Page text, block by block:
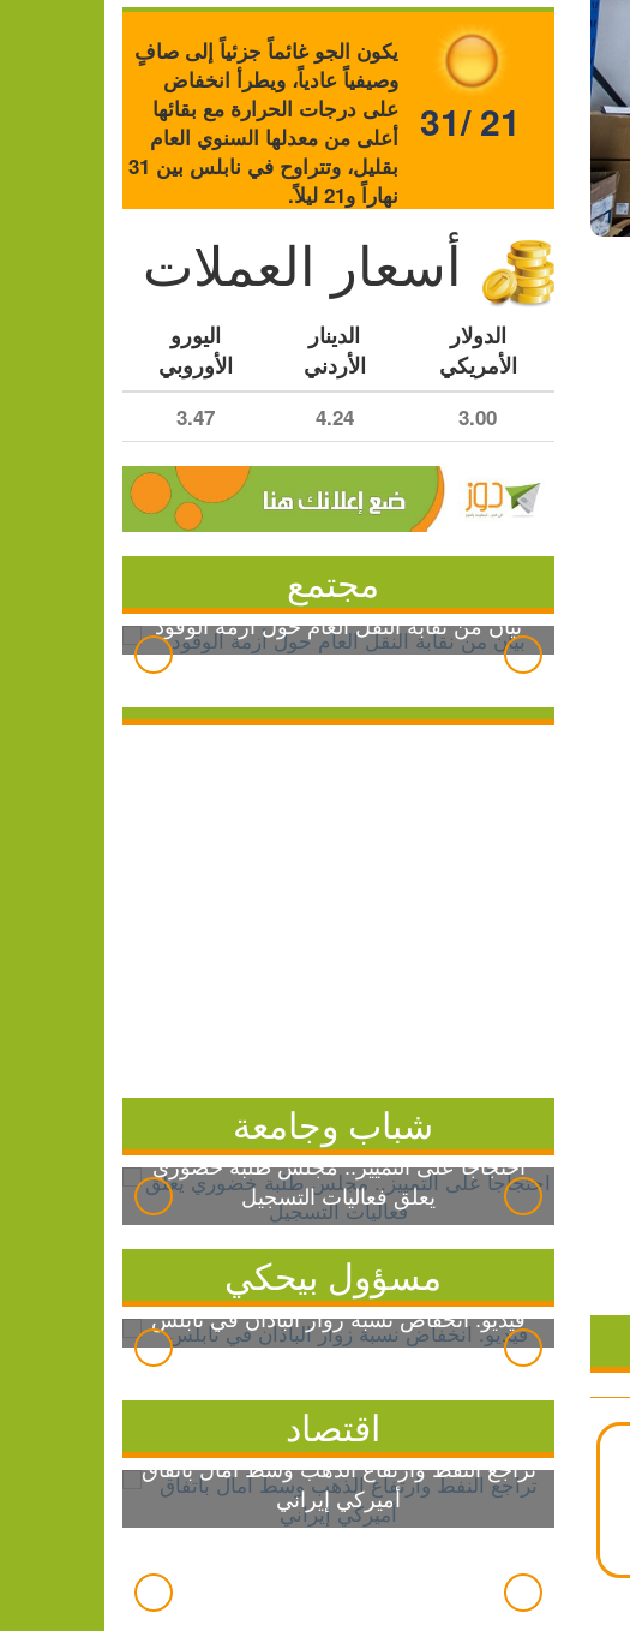
يكون الجو غائماً جزئياً إلى صافٍ
وصيفياً عادياً، ويطرأ انخفاض
على درجات الحرارة مع بقائها
أعلى من معدلها السنوي العام
بقليل، وتتراوح في نابلس بين 31
نهاراً و21 ليلاً.
31/ 21
أسعار العملات
الدولار
الأمريكي
الدينار
الأردني
اليورو
الأوروبي
3.00
4.24
3.47
مجتمع
بيان من نقابة النقل العام حول أزمة الوقود
شباب وجامعة
احتجاجاً على التمييز.. مجلس طلبة خضوري
يعلق فعاليات التسجيل
مسؤول بيحكي
فيديو: انخفاض نسبة زوار الباذان في نابلس
اقتصاد
تراجع النفط وارتفاع الذهب وسط آمال باتفاق
أميركي إيراني